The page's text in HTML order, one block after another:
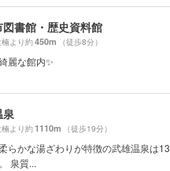
書館・歴史資料館
より約450m （徒歩8分）
麗な館内✨
泉
より約1110m （徒歩19分）
らかな湯ざわりが特徴の武雄温泉は
泉質...